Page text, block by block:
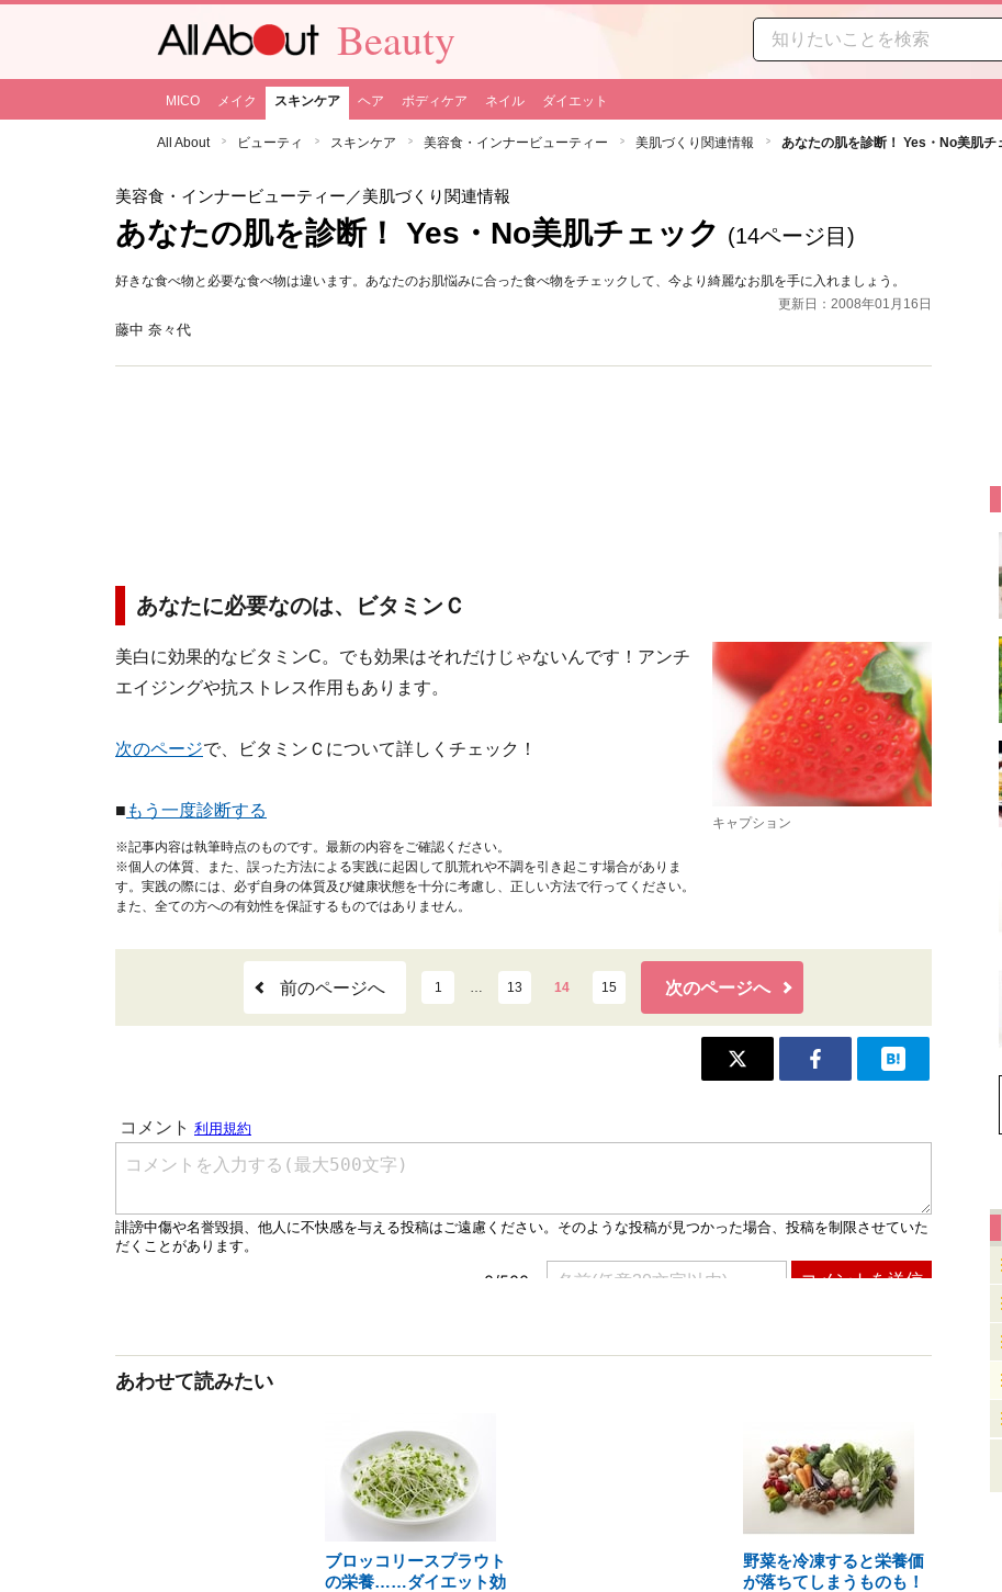
Beauty
MICO メイク スキンケア ヘア ボディケア ネイル ダイエット
All About ビューティ スキンケア 美容食・インナービューティー 美肌づくり関連情報 あなたの肌を診断！ Yes・No美肌チ
美容食・インナービューティー ／美肌づくり関連情報
あなたの肌を診断！ Yes・No美肌チェック (14ページ目)
好きな食べ物と必要な食べ物は違います。あなたのお肌悩みに合った食べ物をチェックして、今より綺麗なお肌を手に入れましょう。
更新日：2008年01月16日
藤中 奈々代
あなたに必要なのは、ビタミンＣ
キャプション
美白に効果的なビタミンC。でも効果はそれだけじゃないんです！アンチ
エイジングや抗ストレス作用もあります。
次のページで、ビタミンＣについて詳しくチェック！
■ もう一度診断する
※記事内容は執筆時点のものです。最新の内容をご確認ください。
※個人の体質、また、誤った方法による実践に起因して肌荒れや不調を引き起こす場合がありま
す。実践の際には、必ず自身の体質及び健康状態を十分に考慮し、正しい方法で行ってください。
また、全ての方への有効性を保証するものではありません。
前のページへ 1 … 13 14 15 次のページへ
あわせて読みたい
ブロッコリースプラウト
の栄養……ダイエット効
野菜を冷凍すると栄養価
が落ちてしまうものも！